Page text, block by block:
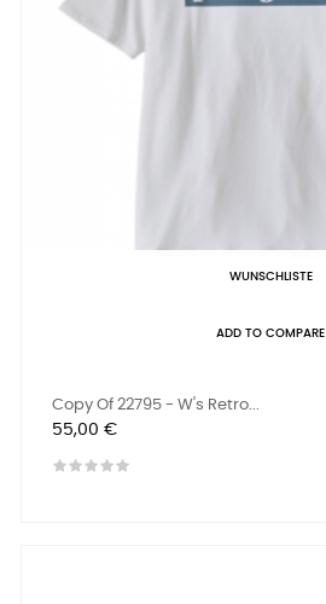
WUNSCHLISTE
ADD TO COMPARE
Copy Of 22795 - W's Retro...
Preis
55,00 €